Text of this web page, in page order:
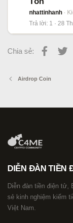
nhattinhanh
Trả lời 1 28
Chia sẻ:
Airdrop Coin
DIỄN ĐÀN TIỀN
Diễn đàn tiền điện tử,
sẻ kinh nghiệm kiếm
Việt Nam.